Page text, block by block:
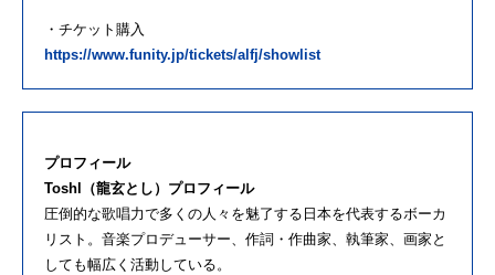
・チケット購入
https://www.funity.jp/tickets/alfj/showlist
プロフィール
Toshl（龍玄とし）プロフィール
圧倒的な歌唱力で多くの人々を魅了する日本を代表するボーカ
リスト。音楽プロデューサー、作詞・作曲家、執筆家、画家と
しても幅広く活動している。